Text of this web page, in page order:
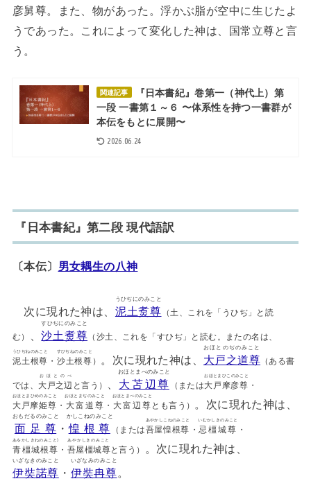
彦舅尊。また、物があった。浮かぶ脂が空中に生じたよ
うであった。これによって変化した神は、国常立尊と言
う。
関連記事
『日本書紀』巻第一（神代上）第
一段 一書第１～６ 〜体系性を持つ一書群が
本伝をもとに展開〜
2026.06.24
『日本書紀』第二段 現代語訳
〔本伝〕 男女耦生の八神
次に現れた神は、 泥土煑尊
うひぢにのみこと
（土、これを「うひぢ」と読
む） 、沙土煑尊
すひぢにのみこと
（沙土、これを「すひぢ」と読む。またの名は、
泥土根尊
うひぢねのみこと
・ 沙土根尊
すひぢねのみこと
） 。次に現れた神は、 大戸之道尊
おほとのぢのみこと
（ある書
では、 大戸之辺
おほとのべ
と言う） 大苫辺尊
おほとまべのみこと
（または大戸摩彦尊
おほとまひこのみこと
・
大戸摩姫尊
おほとまひめのみこと
・ 大富道尊
おほとまぢのみこと
・ 大富辺尊
おほとまべのみこと
とも言う） 。次に現れた神は、
面足尊
おもだるのみこと
・惶根尊
かしこねのみこと
（または吾屋惶根尊
あやかしこねのみこと
・ 忌橿城尊
いむかしきのみこと
・
青橿城根尊
あをかしきねのみこと)
・ 吾屋橿城尊
あやかしきのみこと
と言う） 。次に現れた神は、
伊奘諾尊
いざなきのみこと
・ 伊奘冉尊
いざなみのみこと
。